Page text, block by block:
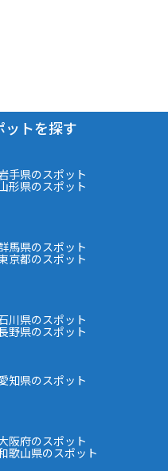
トを探す
手県のスポット
形県のスポット
馬県のスポット
京都のスポット
川県のスポット
野県のスポット
知県のスポット
阪府のスポット
歌山県のスポット